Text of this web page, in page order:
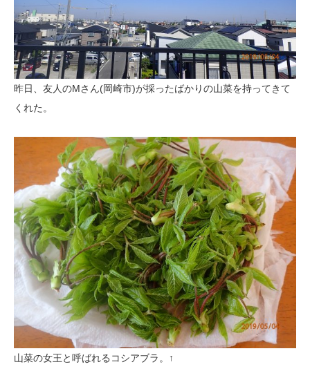
昨日、友人のMさん(岡崎市)が採ったばかりの山菜を持ってきて
くれた。
山菜の女王と呼ばれるコシアブラ。↑